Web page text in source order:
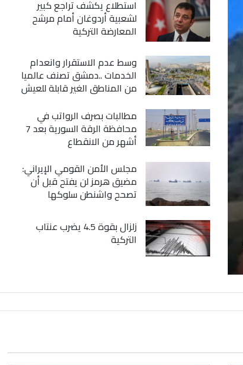
استطلاع يكشف تراجع كبير
لشعبية أردوغان أمام مرشح
المعارضة التركية
وسط عدم الاستقرار وانعدام
الخدمات ..دمشق تصنف عالميا
من المناطق الغير قابلة للعيش
مطالبات بصرف الرواتب في
محافظة الرقة السورية بعد 7
أشهر من الانقطاع
مجلس الأمن القومي الإيراني:
مضيق هرمز لن يفتح قبل أن
تصحح واشنطن سلوكها
زلزال بقوة 4.5 يضرب عنتاب
التركية